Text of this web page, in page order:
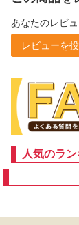
あなたのレビ
レビューを
人気のラ